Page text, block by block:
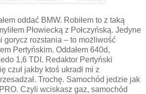
oddać BMW. Robiłem to z taką
Płowiecką z Połczyńską. Jedyne
gorycz rozstania – to możliwość
Pertyńskim. Oddałem 640d,
1,6 TDI. Redaktor Pertyński
czuł jakby ktoś ukradł mi z
Trochę. Samochód jedzie jak
Czyli wciskasz gaz, samochód